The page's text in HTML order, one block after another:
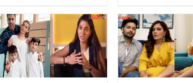
دیکھ کر لوگوں نے طنز کے
تیر برسا دیے!
دے دیا